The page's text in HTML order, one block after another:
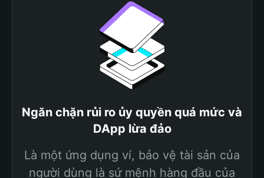
Ngăn chặn rủi ro ủy quyền quá mức và
DApp lừa đảo
Là một ứng dụng ví, bảo vệ tài sản của
người dùng là sứ mệnh hàng đầu của